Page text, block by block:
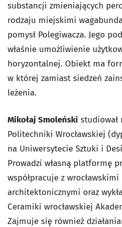
substancji zmieniających
rodzaju miejskimi
pomysł Polegiwacza. Jego
właśnie umożliwienie
horyzontalnej. Obiekt ma
w której zamiast siedzeń
leżenia.
Mikołaj Smoleński studiował
Politechniki Wrocławskiej
na Uniwersytecie Sztuki i
Prowadzi własną platformę
współpracuje z
architektonicznymi oraz
Ceramiki wrocławskiej
Zajmuje się również